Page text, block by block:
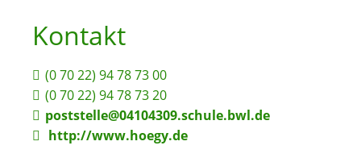
Kontakt
(0 70 22) 94 78 73 00
(0 70 22) 94 78 73 20
poststelle@04104309.schule.bwl.de
http://www.hoegy.de